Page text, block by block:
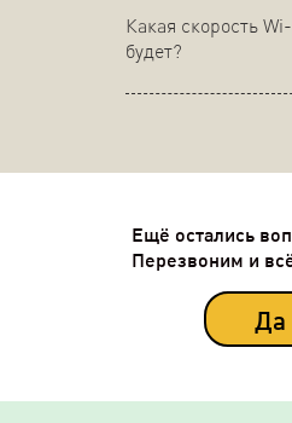
Какая скорость
будет?
Ещё остались
Перезвоним и
Да